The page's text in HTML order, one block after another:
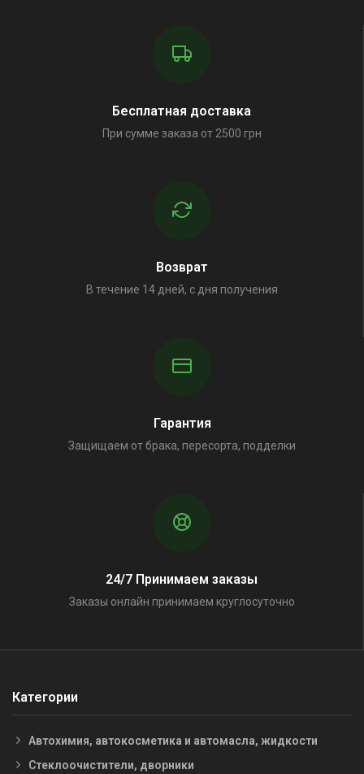
Бесплатная доставка
При сумме заказа от 2500 грн
Возврат
В течение 14 дней, с дня получения
Гарантия
Защищаем от брака, пересорта, подделки
24/7 Принимаем заказы
Заказы онлайн принимаем круглосуточно
Категории
Автохимия, автокосметика и автомасла, жидкости
Стеклоочистители, дворники